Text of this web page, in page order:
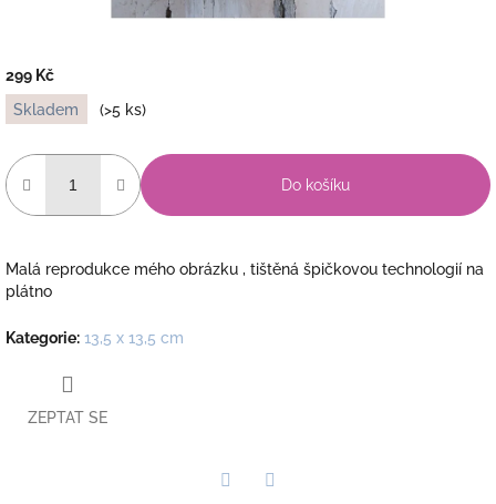
299 Kč
Měrná
cena:
Skladem (>5 ks)
Do košíku
Malá reprodukce mého obrázku , tištěná špičkovou technologií na
plátno
Kategorie: 13,5 x 13,5 cm
ZEPTAT SE